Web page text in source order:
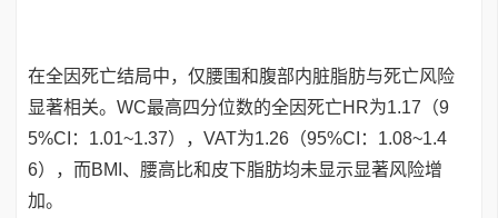
在全因死亡结局中，仅腰围和腹部内脏脂肪与死亡风险
显著相关。WC最高四分位数的全因死亡HR为1.17（9
5%CI：1.01~1.37），VAT为1.26（95%CI：1.08~1.4
6），而BMI、腰高比和皮下脂肪均未显示显著风险增
加。